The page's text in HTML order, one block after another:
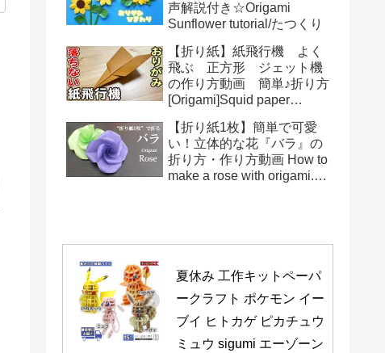
声解説付き☆Origami
Sunflower tutorial/たつくり
【折り紙】紙飛行機 よく
飛ぶ 正方形 ジェット機
の作り方動画 簡単♪折り方
[Origami]Squid paper
【折り紙1枚】簡単で可愛
い！立体的な花『バラ』の
折り方・作り方動画 How to
make a rose with origami.It's
夏休み 工作キットペーパ
ークラフト ポケモン イー
ブイ ヒトカゲ ピカチュウ
ミュウ sigumi エーゾーン